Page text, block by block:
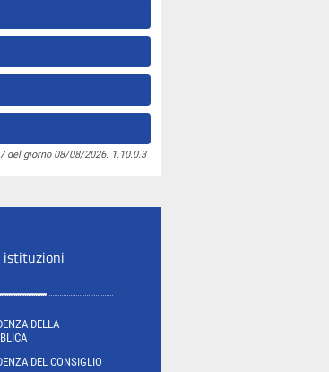
del giorno 08/08/2026. 1.10.0.3
DELLA
DEL CONSIGLIO